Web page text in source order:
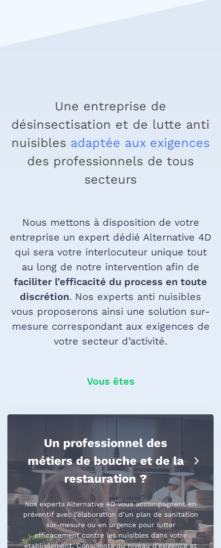
Une entreprise de
désinsectisation et de lutte anti
nuisibles adaptée aux exigences
des professionnels de tous
secteurs
Nous mettons à disposition de votre
entreprise un expert dédié Alternative 4D
qui sera votre interlocuteur unique tout
au long de notre intervention afin de
faciliter l’efficacité du process en toute
discrétion. Nos experts anti nuisibles
vous proposerons ainsi une solution sur-
mesure correspondant aux exigences de
votre secteur d’activité.
Vous êtes
Un professionnel des
métiers de bouche et de la
restauration ?
Nos experts Alternative 4D vous accompagnent en
préventif avec l’élaboration d’un plan de sanitation
sur-mesure ou en urgence pour lutter
efficacement contre les nuisibles dans votre
établissement. Conscients du niveau d’exigence et